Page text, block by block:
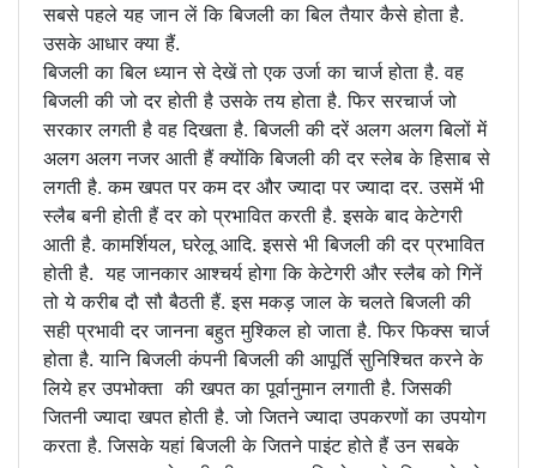
सबसे पहले यह जान लें कि बिजली का बिल तैयार कैसे होता है.
उसके आधार क्या हैं.
बिजली का बिल ध्यान से देखें तो एक उर्जा का चार्ज होता है. वह
बिजली की जो दर होती है उसके तय होता है. फिर सरचार्ज जो
सरकार लगती है वह दिखता है. बिजली की दरें अलग अलग बिलों में
अलग अलग नजर आती हैं क्योंकि बिजली की दर स्लेब के हिसाब से
लगती है. कम खपत पर कम दर और ज्यादा पर ज्यादा दर. उसमें भी
स्लैब बनी होती हैं दर को प्रभावित करती है. इसके बाद केटेगरी
आती है. कामर्शियल, घरेलू आदि. इससे भी बिजली की दर प्रभावित
होती है. यह जानकार आश्चर्य होगा कि केटेगरी और स्लैब को गिनें
तो ये करीब दौ सौ बैठती हैं. इस मकड़ जाल के चलते बिजली की
सही प्रभावी दर जानना बहुत मुश्किल हो जाता है. फिर फिक्स चार्ज
होता है. यानि बिजली कंपनी बिजली की आपूर्ति सुनिश्चित करने के
लिये हर उपभोक्ता की खपत का पूर्वानुमान लगाती है. जिसकी
जितनी ज्यादा खपत होती है. जो जितने ज्यादा उपकरणों का उपयोग
करता है. जिसके यहां बिजली के जितने पाइंट होते हैं उन सबके